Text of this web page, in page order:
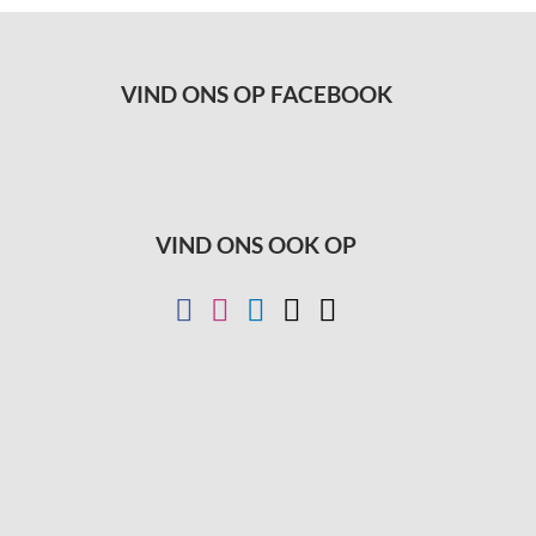
VIND ONS OP FACEBOOK
VIND ONS OOK OP